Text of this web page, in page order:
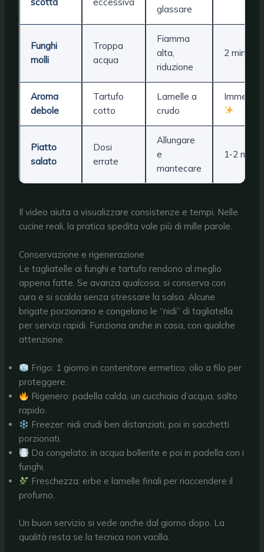
glassare
Funghi
molli
Troppa
acqua
Fiamma
alta,
riduzione
2 min
Aroma
debole
Tartufo
cotto
Lamelle a
crudo
Piatto
salato
Dosi
errate
Allungare
e
mantecare
1-2 min
Il video aiuta a visualizzare consistenze e tempi. Nelle
cucine reali, la pratica spedita vale più di mille parole.
Conservazione e rigenerazione
Le tagliatelle ai funghi e tartufo rendono al meglio
appena fatte. Se avanza qualcosa, si conserva con
cura e si scalda senza stressare la salsa. Alcune
brigate porzionano e congelano le “nidi” di tagliatella
per servizi rapidi. Funziona anche in casa, con qualche
attenzione.
Frigo: 1 giorno in contenitore ermetico; olio a filo per
proteggere.
Rigenero: padella calda, un cucchiaio d’acqua, salto
rapido.
Freezer: nidi crudi ben distanziati, poi in sacchetti
porzionati.
Da congelato: in acqua bollente e poi in padella con i
funghi.
Freschezza: erbe e lamelle finali per riaccendere il
profumo.
Un buon servizio si vede anche dal giorno dopo. La
qualità resta se la tecnica non vacilla.